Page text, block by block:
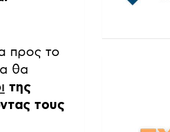
προς το
θα
της
τους